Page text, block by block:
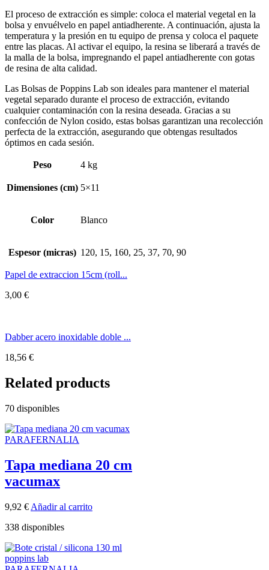
El proceso de extracción es simple: coloca el material vegetal en la
bolsa y envuélvelo en papel antiadherente. A continuación, ajusta la
temperatura y la presión en tu equipo de prensa y coloca el paquete
entre las placas. Al activar el equipo, la resina se liberará a través de
la malla de la bolsa, impregnando el papel antiadherente con gotas
de resina de alta calidad.
Las Bolsas de Poppins Lab son ideales para mantener el material
vegetal separado durante el proceso de extracción, evitando
cualquier contaminación con la resina deseada. Gracias a su
confección de Nylon cosido, estas bolsas garantizan una recolección
perfecta de la extracción, asegurando que obtengas resultados
óptimos en cada sesión.
Peso 4 kg
Dimensiones (cm) 5×11
Color Blanco
Espesor (micras) 120, 15, 160, 25, 37, 70, 90
Papel de extraccion 15cm (roll...
3,00 €
Dabber acero inoxidable doble ...
18,56 €
Related products
70 disponibles
PARAFERNALIA
Tapa mediana 20 cm
vacumax
9,92 € Añadir al carrito
338 disponibles